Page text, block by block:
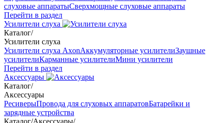
слуховые аппаратыСверхмощные слуховые аппараты
Перейти в раздел
Усилители слуха
Каталог/
Усилители слуха
Усилители слуха AxonАккумуляторные усилителиЗаушные
усилителиКарманные усилителиМини усилители
Перейти в раздел
Аксессуары
Каталог/
Аксессуары
РесиверыПровода для слуховых аппаратовБатарейки и
зарядные устройства
Каталог/Аксессуары/